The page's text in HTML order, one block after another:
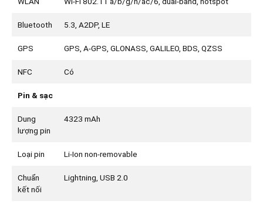
Bluetooth 5.3, A2DP, LE
GPS GPS, A-GPS, GLONASS, GALILEO, BDS, QZSS
NFC Có
Pin & sạc
Dung
lượng pin
4323 mAh
Loại pin Li-Ion non-removable
Chuẩn
kết nối
Lightning, USB 2.0